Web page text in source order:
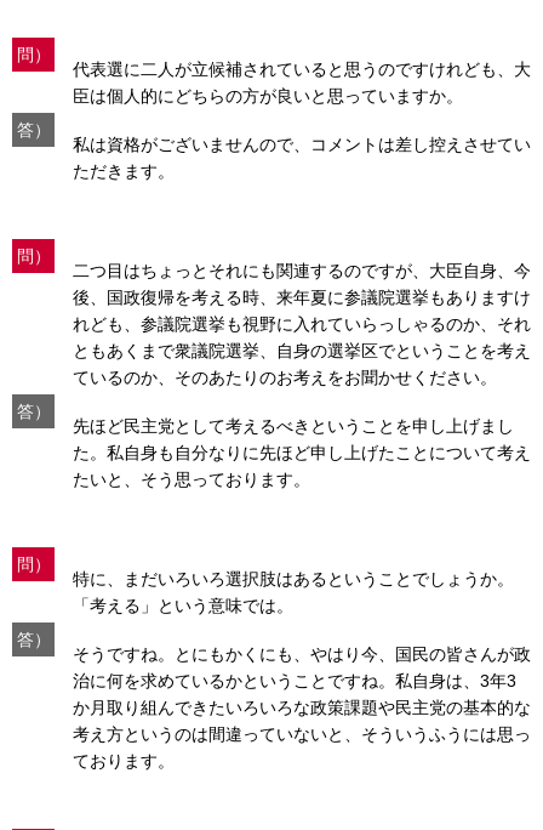
問）
代表選に二人が立候補されていると思うのですけれども、大
臣は個人的にどちらの方が良いと思っていますか。
答）
私は資格がございませんので、コメントは差し控えさせてい
ただきます。
問）
二つ目はちょっとそれにも関連するのですが、大臣自身、今
後、国政復帰を考える時、来年夏に参議院選挙もありますけ
れども、参議院選挙も視野に入れていらっしゃるのか、それ
ともあくまで衆議院選挙、自身の選挙区でということを考え
ているのか、そのあたりのお考えをお聞かせください。
答）
先ほど民主党として考えるべきということを申し上げまし
た。私自身も自分なりに先ほど申し上げたことについて考え
たいと、そう思っております。
問）
特に、まだいろいろ選択肢はあるということでしょうか。
「考える」という意味では。
答）
そうですね。とにもかくにも、やはり今、国民の皆さんが政
治に何を求めているかということですね。私自身は、3年3
か月取り組んできたいろいろな政策課題や民主党の基本的な
考え方というのは間違っていないと、そういうふうには思っ
ております。